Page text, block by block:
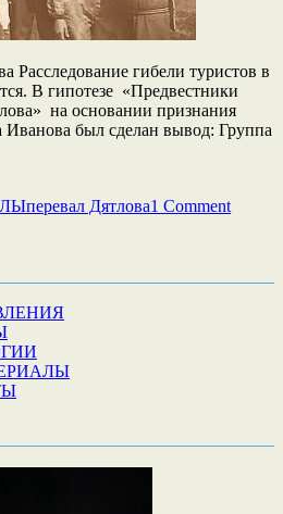
Расследование гибели туристов в
В гипотезе «Предвестники
на основании признания
был сделан вывод: Группа
перевал Дятлова1 Comment